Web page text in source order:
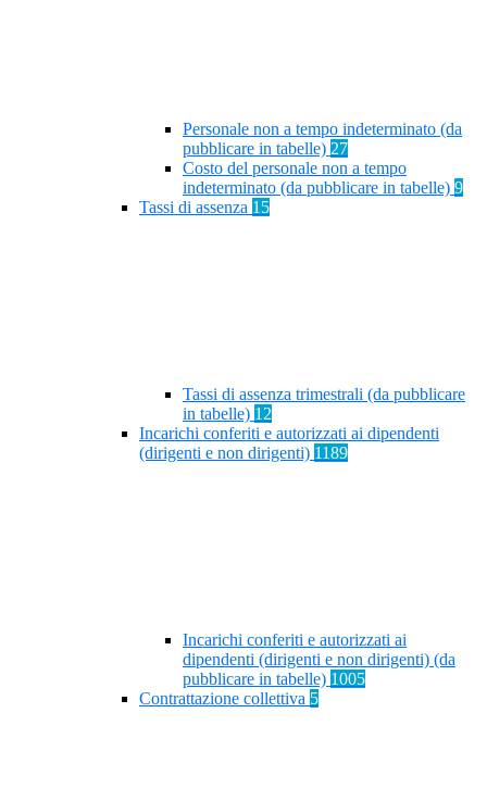
Personale non a tempo indeterminato (da
pubblicare in tabelle) 27
Costo del personale non a tempo
indeterminato (da pubblicare in tabelle) 9
Tassi di assenza 15
Tassi di assenza trimestrali (da pubblicare
in tabelle) 12
Incarichi conferiti e autorizzati ai dipendenti
(dirigenti e non dirigenti) 1189
Incarichi conferiti e autorizzati ai
dipendenti (dirigenti e non dirigenti) (da
pubblicare in tabelle) 1005
Contrattazione collettiva 5